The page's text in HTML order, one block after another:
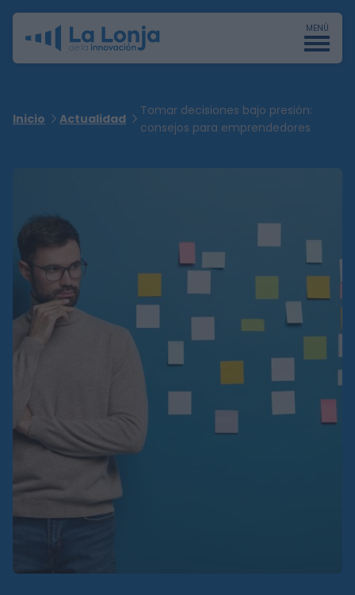
MENÚ
Inicio Actualidad
Tomar decisiones bajo presión:
consejos para emprendedores